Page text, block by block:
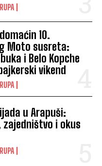
10.
Moto susreta:
i Belo Kopche
vikend
u Arapuši:
zajedništvo i okus